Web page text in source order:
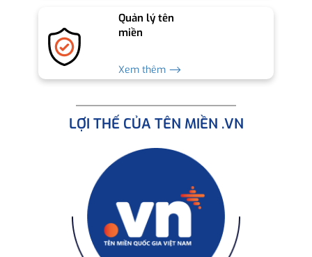
Quản lý tên
miền
Xem thêm ⟶
LỢI THẾ CỦA TÊN MIỀN .VN